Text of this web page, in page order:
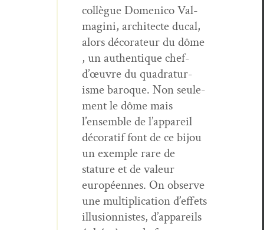
col­lègue Domeni­co Val­
mag­i­ni, archi­tecte ducal,
alors déco­ra­teur du dôme
, un authen­tique chef-
d’œu­vre du quad­ra­tur­
isme baroque. Non seule­
ment le dôme mais
l’ensem­ble de l’ap­pareil
déco­ratif font de ce bijou
un exem­ple rare de
stature et de valeur
européennes. On observe
une mul­ti­pli­ca­tion d’ef­fets
illu­sion­nistes, d’ap­pareils